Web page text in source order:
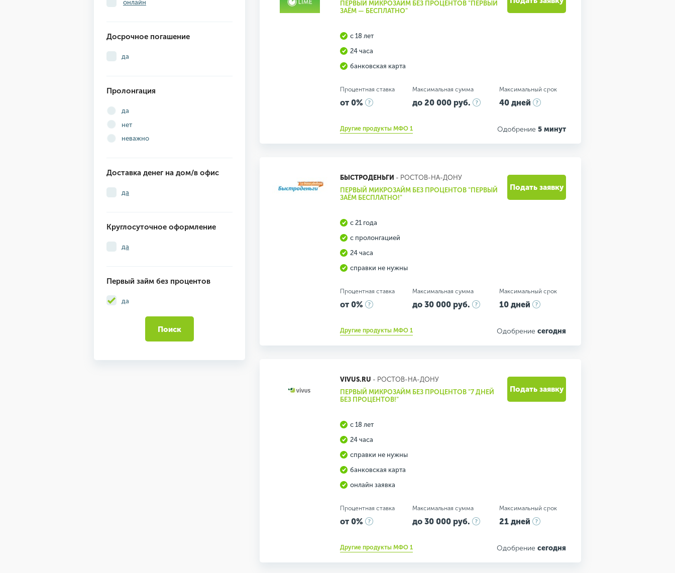
онлайн
Досрочное погашение
да
Пролонгация
да
нет
неважно
Доставка денег на дом/в офис
да
Круглосуточное оформление
да
Первый займ без процентов
да
Поиск
ПЕРВЫЙ МИКРОЗАЙМ БЕЗ ПРОЦЕНТОВ "ПЕРВЫЙ
ЗАЁМ — БЕСПЛАТНО"
с 18 лет
24 часа
банковская карта
Процентная ставка
от 0%
Максимальная сумма
до 20 000 руб.
Максимальный срок
40 дней
Другие продукты МФО 1 Одобрение 5 минут
БЫСТРОДЕНЬГИ - РОСТОВ-НА-ДОНУ
ПЕРВЫЙ МИКРОЗАЙМ БЕЗ ПРОЦЕНТОВ "ПЕРВЫЙ
ЗАЁМ БЕСПЛАТНО!"
с 21 года
с пролонгацией
24 часа
справки не нужны
Процентная ставка
от 0%
Максимальная сумма
до 30 000 руб.
Максимальный срок
10 дней
Другие продукты МФО 1 Одобрение сегодня
Подать заявку
VIVUS.RU - РОСТОВ-НА-ДОНУ
ПЕРВЫЙ МИКРОЗАЙМ БЕЗ ПРОЦЕНТОВ "7 ДНЕЙ
БЕЗ ПРОЦЕНТОВ!"
с 18 лет
24 часа
справки не нужны
банковская карта
онлайн заявка
Процентная ставка
от 0%
Максимальная сумма
до 30 000 руб.
Максимальный срок
21 дней
Другие продукты МФО 1 Одобрение сегодня
Подать заявку